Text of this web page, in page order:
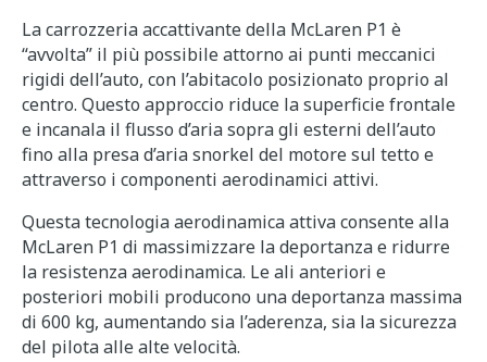
La carrozzeria accattivante della McLaren P1 è
“avvolta” il più possibile attorno ai punti meccanici
rigidi dell’auto, con l’abitacolo posizionato proprio al
centro. Questo approccio riduce la superficie frontale
e incanala il flusso d’aria sopra gli esterni dell’auto
fino alla presa d’aria snorkel del motore sul tetto e
attraverso i componenti aerodinamici attivi.
Questa tecnologia aerodinamica attiva consente alla
McLaren P1 di massimizzare la deportanza e ridurre
la resistenza aerodinamica. Le ali anteriori e
posteriori mobili producono una deportanza massima
di 600 kg, aumentando sia l’aderenza, sia la sicurezza
del pilota alle alte velocità.